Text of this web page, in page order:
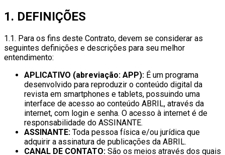
1. DEFINIÇÕES
1.1. Para os fins deste Contrato, devem se considerar as
seguintes definições e descrições para seu melhor
entendimento:
APLICATIVO (abreviação: APP): É um programa
desenvolvido para reproduzir o conteúdo digital da
revista em smartphones e tablets, possuindo uma
interface de acesso ao conteúdo ABRIL, através da
internet, com login e senha. O acesso à internet é de
responsabilidade do ASSINANTE.
ASSINANTE: Toda pessoa física e/ou jurídica que
adquirir a assinatura de publicações da ABRIL.
CANAL DE CONTATO: São os meios através dos quais